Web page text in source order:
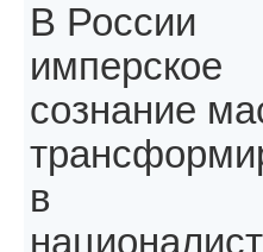
В России
имперское
сознание
в